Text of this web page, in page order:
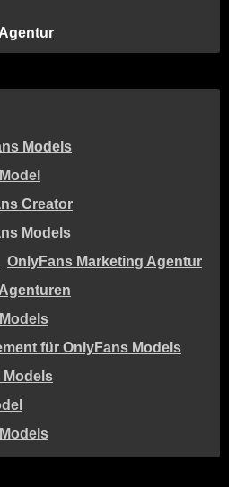
Models
Creator
Models
OnlyFans Marketing Agentur
für OnlyFans Models
Models